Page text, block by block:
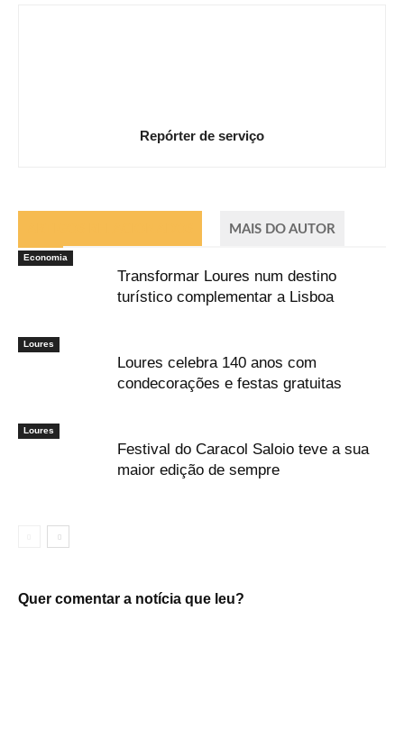
Repórter de serviço
MAIS DO AUTOR
Economia
Transformar Loures num destino
turístico complementar a Lisboa
Loures
Loures celebra 140 anos com
condecorações e festas gratuitas
Loures
Festival do Caracol Saloio teve a sua
maior edição de sempre
Quer comentar a notícia que leu?